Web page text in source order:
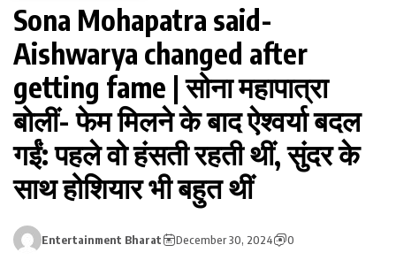
Sona Mohapatra said-
Aishwarya changed after
getting fame | सोना महापात्रा
बोलीं- फेम मिलने के बाद ऐश्वर्या बदल
गईं: पहले वो हंसती रहती थीं, सुंदर के
साथ होशियार भी बहुत थीं
Entertainment Bharat December 30, 2024 0